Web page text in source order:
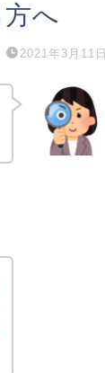
へ
2021年3月11日